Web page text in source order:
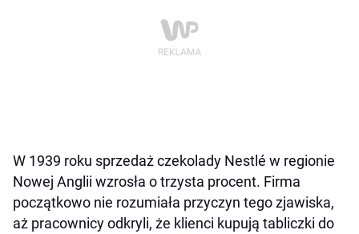
W 1939 roku sprzedaż czekolady Nestlé w regionie
Nowej Anglii wzrosła o trzysta procent. Firma
początkowo nie rozumiała przyczyn tego zjawiska,
aż pracownicy odkryli, że klienci kupują tabliczki do